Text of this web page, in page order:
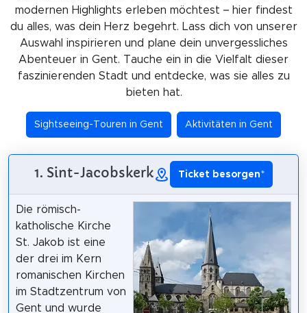
modernen Highlights erleben möchtest – hier findest
du alles, was dein Herz begehrt. Lass dich von unserer
Auswahl inspirieren und plane dein unvergessliches
Abenteuer in Gent. Tauche ein in die Vielfalt dieser
faszinierenden Stadt und entdecke, was sie alles zu
bieten hat.
Sightseeing-Touren in Gent Aktivitäten in Gent
1. Sint-Jacobskerk Ticket besorgen*
Die römisch-
katholische Kirche
St. Jakob ist eine
der drei im Kern
romanischen Kirchen
im Stadtzentrum von
Gent und wurde